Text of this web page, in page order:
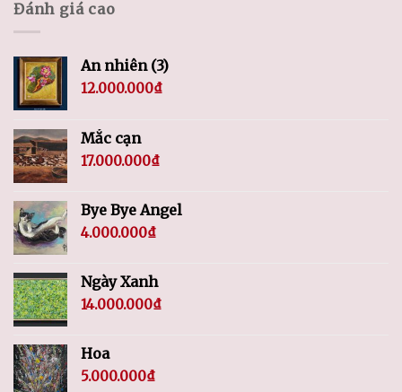
Đánh giá cao
An nhiên (3)
12.000.000₫
Mắc cạn
17.000.000₫
Bye Bye Angel
4.000.000₫
Ngày Xanh
14.000.000₫
Hoa
5.000.000₫